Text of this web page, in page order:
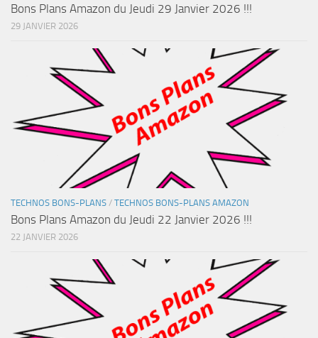
Bons Plans Amazon du Jeudi 29 Janvier 2026 !!!
29 JANVIER 2026
TECHNOS BONS-PLANS / TECHNOS BONS-PLANS AMAZON
Bons Plans Amazon du Jeudi 22 Janvier 2026 !!!
22 JANVIER 2026